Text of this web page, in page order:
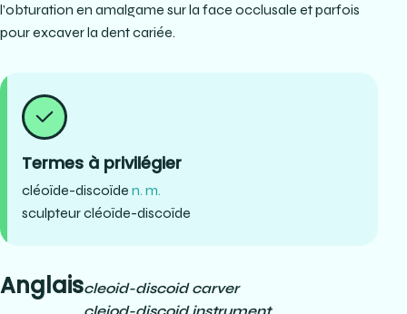
l’obturation en amalgame sur la face occlusale et parfois
pour excaver la dent cariée.
Termes à privilégier
cléoïde-discoïde n. m.
sculpteur cléoïde-discoïde
Anglaiscleoid-discoid carver